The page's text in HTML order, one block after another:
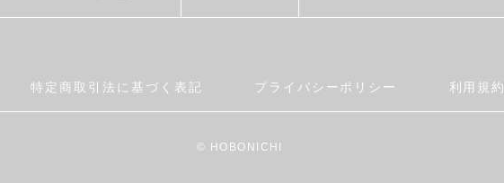
特定商取引法に基づく表記 プライバシーポリシー 利用規約
© HOBONICHI